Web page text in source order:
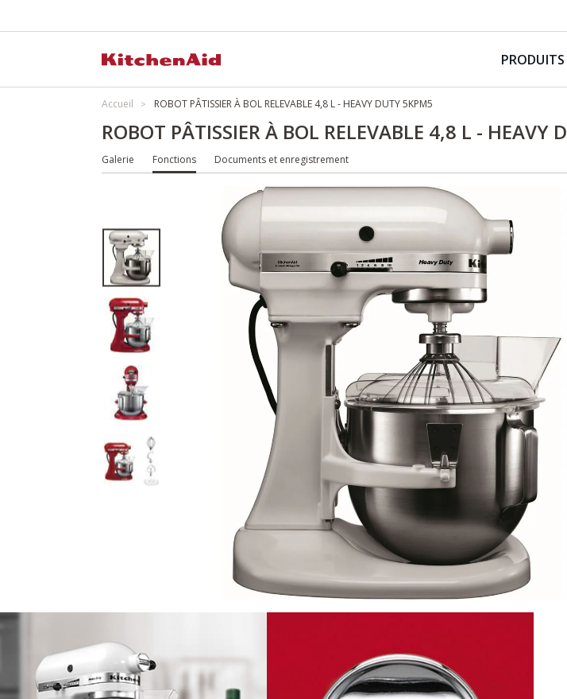
PRODUITS
Accueil ROBOT PÂTISSIER À BOL RELEVABLE 4,8 L - HEAVY DUTY 5KPM5
ROBOT PÂTISSIER À BOL RELEVABLE 4,8 L - HEAVY
Galerie Fonctions Documents et enregistrement